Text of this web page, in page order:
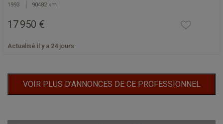
1993 90482 km
17 950 €
Actualisé il y a 24 jours
VOIR PLUS D'ANNONCES DE CE PROFESSIONNEL